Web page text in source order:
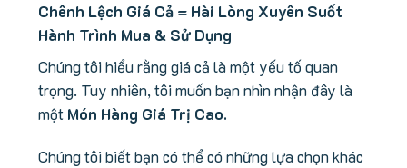
Chênh Lệch Giá Cả = Hài Lòng Xuyên Suốt
Hành Trình Mua & Sử Dụng
Chúng tôi hiểu rằng giá cả là một yếu tố quan
trọng. Tuy nhiên, tôi muốn bạn nhìn nhận đây là
một Món Hàng Giá Trị Cao.
Chúng tôi biết bạn có thể có những lựa chọn khác